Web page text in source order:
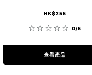
HK$255
0/5
查看產品